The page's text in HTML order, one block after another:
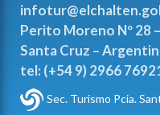
Perito Moreno Nº 28
Santa Cruz –
tel: (+54 9) 2966
Sec. Turismo Pcia.